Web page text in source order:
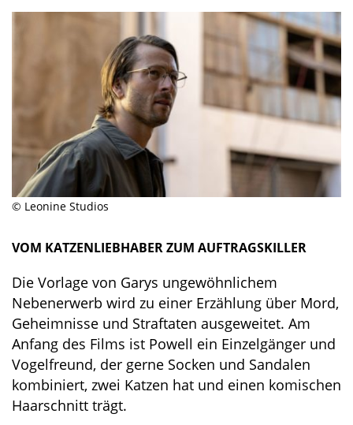
© Leonine Studios
VOM KATZENLIEBHABER ZUM AUFTRAGSKILLER
Die Vorlage von Garys ungewöhnlichem
Nebenerwerb wird zu einer Erzählung über Mord,
Geheimnisse und Straftaten ausgeweitet. Am
Anfang des Films ist Powell ein Einzelgänger und
Vogelfreund, der gerne Socken und Sandalen
kombiniert, zwei Katzen hat und einen komischen
Haarschnitt trägt.